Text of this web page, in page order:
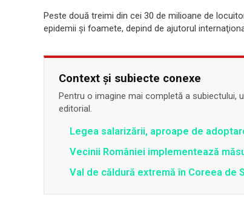
Peste două treimi din cei 30 de milioane de
epidemii şi foamete, depind de ajutorul
Context și subiecte conexe
Pentru o imagine mai completă a subiectului,
editorial.
Legea salarizării, aproape de
Vecinii României implementează
Val de căldură extremă în Coreea de